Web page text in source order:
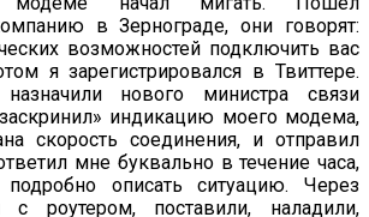
в Зернограде, они говорят:
возможностей подключить вас
я зарегистрировался в Твиттере.
нового министра связи
заскринил» индикацию моего модема,
скорость соединения, и отправил
мне буквально в течение часа,
описать ситуацию. Через
с
роутером, поставили, наладили,